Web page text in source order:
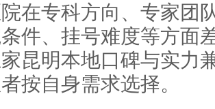
在专科方向、专家团
件、挂号难度等方面
昆明本地口碑与实力
按自身需求选择。